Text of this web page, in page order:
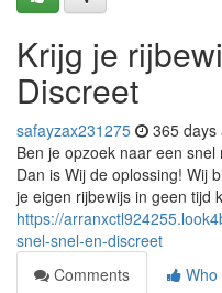
Krijg je
Discreet
safayzax231275 365 days
Ben je opzoek naar een
Dan is Wij de oplossing! Wij
je eigen rijbewijs in geen tijd
https://
snel-snel-en-discreet
Comments
Who